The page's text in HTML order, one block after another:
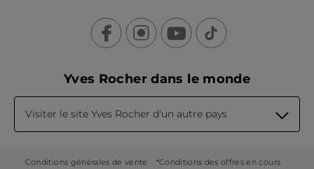
Yves Rocher dans le monde
Visiter le site Yves Rocher d'un autre pays
Conditions générales de vente *Conditions des offres en cours